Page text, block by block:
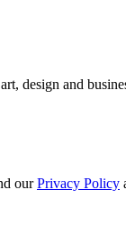
design and
ourPrivacy Policy